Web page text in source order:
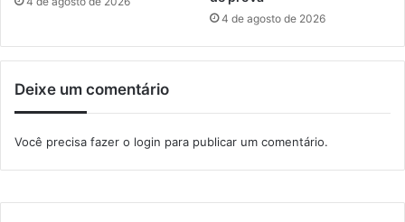
a
n
a
r
t
4 de agosto de 2026
Deixe um comentário
Você precisa fazer o login para publicar um comentário.